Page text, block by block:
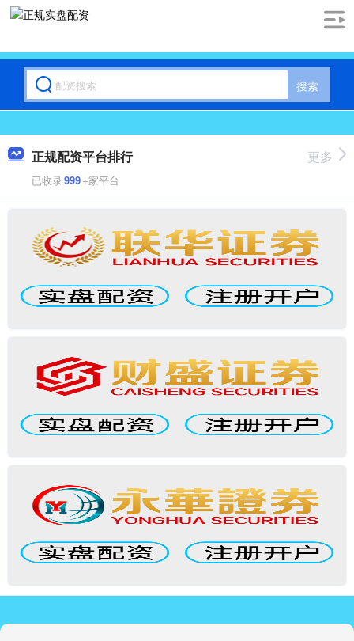
搜索
正规配资平台排行
已收录999+家平台
更多